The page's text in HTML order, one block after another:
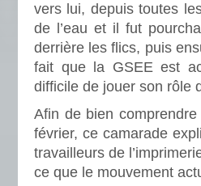
vers lui, depuis toutes
de l’eau et il fut
derrière les flics, puis
fait que la GSEE est
difficile de jouer son rôle
Afin de bien
février, ce camarade
travailleurs de
ce que le mouvement